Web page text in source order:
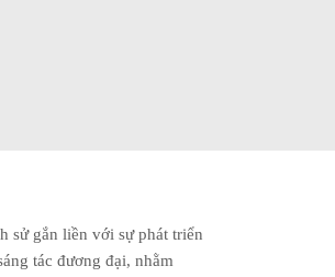
sử gắn liền với sự phát triển
tác đương đại, nhằm